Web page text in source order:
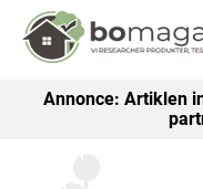
Annonce: Artiklen